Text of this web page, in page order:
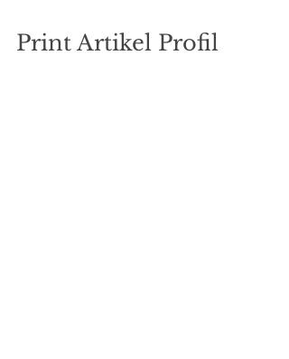
Print Artikel Profil